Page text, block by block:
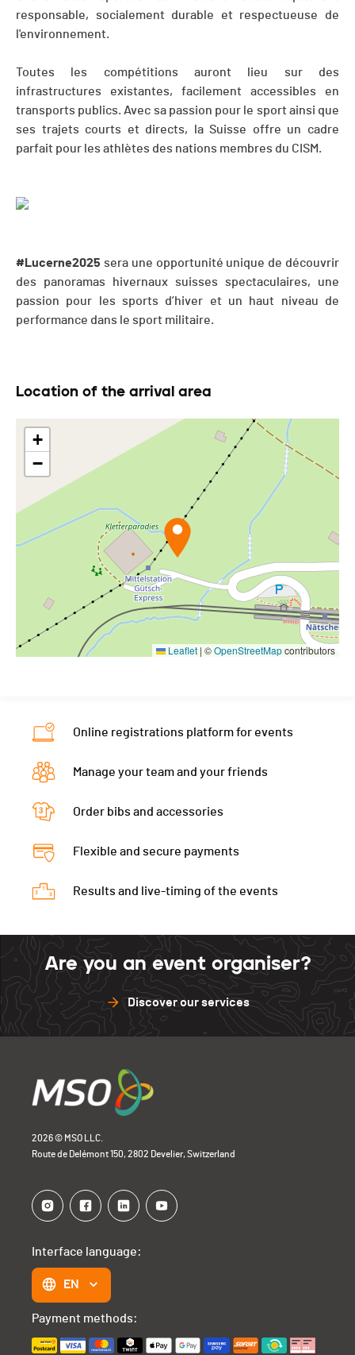
responsable, socialement durable et respectueuse de
l'environnement.
Toutes les compétitions auront lieu sur des
infrastructures existantes, facilement accessibles en
transports publics. Avec sa passion pour le sport ainsi que
ses trajets courts et directs, la Suisse offre un cadre
parfait pour les athlètes des nations membres du CISM.
#Lucerne2025 sera une opportunité unique de découvrir
des panoramas hivernaux suisses spectaculaires, une
passion pour les sports d’hiver et un haut niveau de
performance dans le sport militaire.
Location of the arrival area
+
−
Leaflet | ©OpenStreetMapcontributors
Online registrations platform for events
Manage your team and your friends
Order bibs and accessories
Flexible and secure payments
Results and live-timing of the events
Are you an event organiser?
Discover our services
2026 © MSO LLC.
Route de Delémont 150, 2802 Develier, Switzerland
Interface language:
EN
Payment methods: